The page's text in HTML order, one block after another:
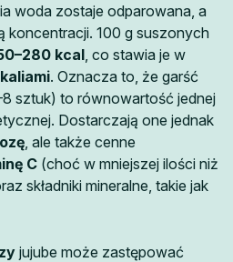
woda zostaje odparowana, a
koncentracji. 100 g suszonych
kcal , co stawia je w
. Oznacza to, że garść
sztuk) to równowartość jednej
Dostarczają one jednak
, ale także cenne
C (choć w mniejszej ilości niż
składniki mineralne, takie jak
jujube może zastępować